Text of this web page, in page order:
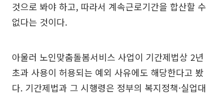
것으로 봐야 하고, 따라서 계속근로기간을 합산할 수
없다는 것이다.
아울러 노인맞춤돌봄서비스 사업이 기간제법상 2년
초과 사용이 허용되는 예외 사유에도 해당한다고 봤
다. 기간제법과 그 시행령은 정부의 복지정책·실업대